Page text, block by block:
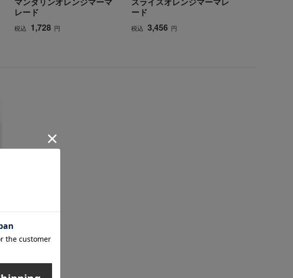
レード
税込 1,728 円
ード
税込 3,456 円